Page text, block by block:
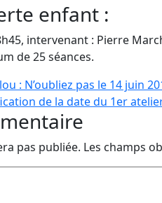
enfant :
intervenant : Pierre
de 25 séances.
: N’oubliez pas le 14 juin
de la date du 1er
pas publiée. Les champs